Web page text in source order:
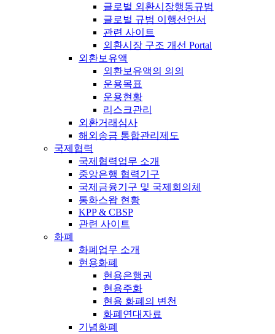
글로벌 외환시장행동규범
글로벌 규범 이행선언서
관련 사이트
외환시장 구조 개선 Portal
외환보유액
외환보유액의 의의
운용목표
운용현황
리스크관리
외환거래심사
해외송금 통합관리제도
국제협력
국제협력업무 소개
중앙은행 협력기구
국제금융기구 및 국제회의체
통화스왑 현황
KPP & CBSP
관련 사이트
화폐
화폐업무 소개
현용화폐
현용은행권
현용주화
현용 화폐의 변천
화폐연대자료
기념화폐